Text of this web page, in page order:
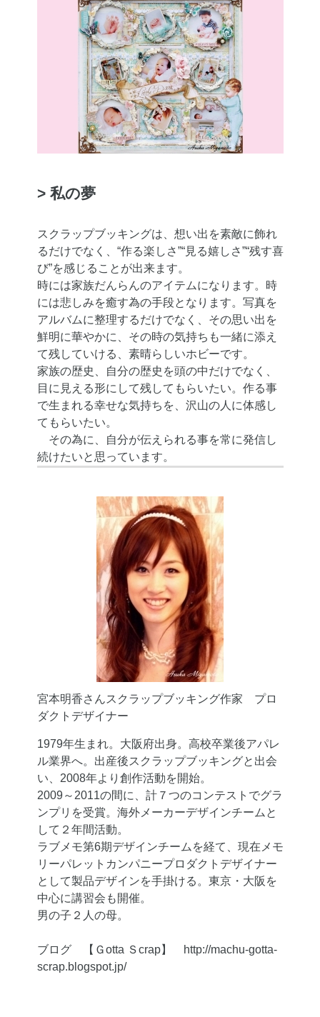
> 私の夢
スクラップブッキングは、想い出を素敵に飾れ
るだけでなく、“作る楽しさ”“見る嬉しさ”“残す喜
び”を感じることが出来ます。
時には家族だんらんのアイテムになります。時
には悲しみを癒す為の手段となります。写真を
アルバムに整理するだけでなく、その思い出を
鮮明に華やかに、その時の気持ちも一緒に添え
て残していける、素晴らしいホビーです。
家族の歴史、自分の歴史を頭の中だけでなく、
目に見える形にして残してもらいたい。作る事
で生まれる幸せな気持ちを、沢山の人に体感し
てもらいたい。
その為に、自分が伝えられる事を常に発信し
続けたいと思っています。
宮本明香さんスクラップブッキング作家 プロ
ダクトデザイナー
1979年生まれ。大阪府出身。高校卒業後アパレ
ル業界へ。出産後スクラップブッキングと出会
い、2008年より創作活動を開始。
2009～2011の間に、計７つのコンテストでグラ
ンプリを受賞。海外メーカーデザインチームと
して２年間活動。
ラブメモ第6期デザインチームを経て、現在メモ
リーパレットカンパニープロダクトデザイナー
として製品デザインを手掛ける。東京・大阪を
中心に講習会も開催。
男の子２人の母。
ブログ 【Ｇotta Ｓcrap】 http://machu-gotta-
scrap.blogspot.jp/